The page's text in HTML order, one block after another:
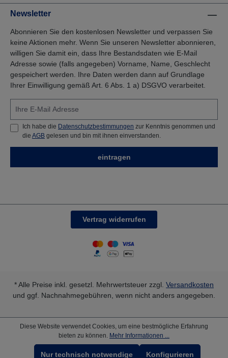
Newsletter
Abonnieren Sie den kostenlosen Newsletter und verpassen Sie
keine Aktionen mehr. Wenn Sie unseren Newsletter abonnieren,
willigen Sie damit ein, dass Ihre Bestandsdaten wie E-Mail
Adresse sowie (falls angegeben) Vorname, Name, Geschlecht
gespeichert werden. Ihre Daten werden dann auf Grundlage
Ihrer Einwilligung gemäß Art. 6 Abs. 1 a) DSGVO verarbeitet.
Ich habe die Datenschutzbestimmungen zur Kenntnis genommen und
die AGB gelesen und bin mit ihnen einverstanden.
eintragen
Vertrag widerrufen
* Alle Preise inkl. gesetzl. Mehrwertsteuer zzgl. Versandkosten
und ggf. Nachnahmegebühren, wenn nicht anders angegeben.
Diese Website verwendet Cookies, um eine bestmögliche Erfahrung
bieten zu können. Mehr Informationen ...
Nur technisch notwendige Konfigurieren